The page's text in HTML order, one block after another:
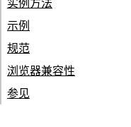
示例
规范
浏览器兼容性
参见